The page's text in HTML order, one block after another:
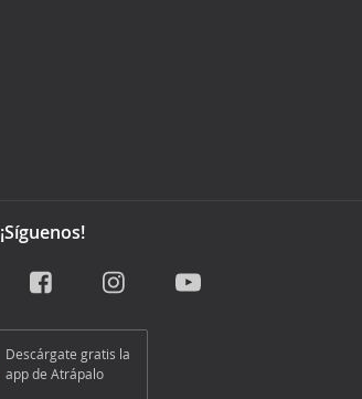
¡Síguenos!
Descárgate gratis la
app de Atrápalo